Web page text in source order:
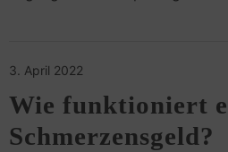
3. April 2022
Wie funktioniert
Schmerzensgeld?